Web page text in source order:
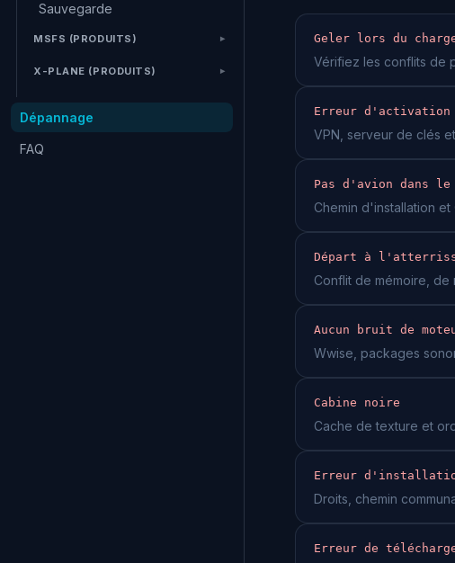
Sauvegarde
MSFS (PRODUITS)
X-PLANE (PRODUITS)
Dépannage
FAQ
Geler lors du
Vérifiez les conflits de
Erreur d'activation
VPN, serveur de clés
Pas d'avion dans le
Chemin d'installation et
Départ à
Conflit de mémoire,
Aucun bruit de
Wwise, packages
Cabine noire
Cache de texture et
Erreur
Droits, chemin
Erreur de